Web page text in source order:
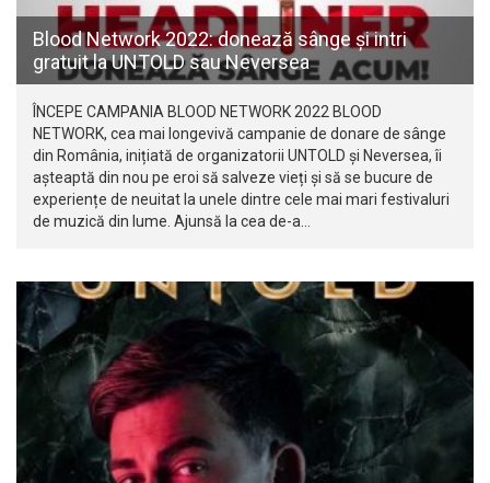
Blood Network 2022: donează sânge și intri
gratuit la UNTOLD sau Neversea
ÎNCEPE CAMPANIA BLOOD NETWORK 2022 BLOOD
NETWORK, cea mai longevivă campanie de donare de sânge
din România, inițiată de organizatorii UNTOLD și Neversea, îi
așteaptă din nou pe eroi să salveze vieți și să se bucure de
experiențe de neuitat la unele dintre cele mai mari festivaluri
de muzică din lume. Ajunsă la cea de-a…